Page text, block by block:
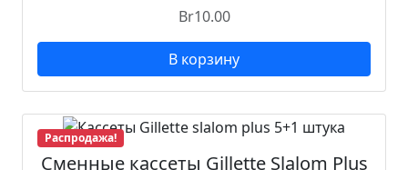
Br10.00
В корзину
Распродажа!
Сменные кассеты Gillette Slalom Plus